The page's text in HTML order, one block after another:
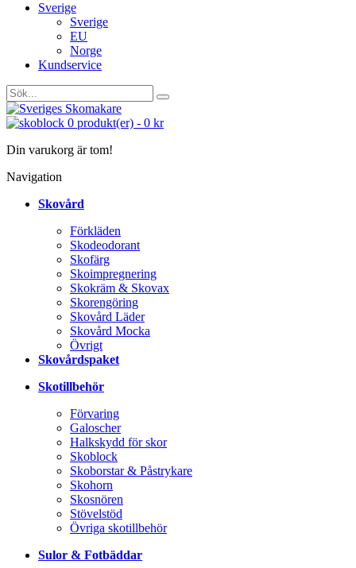
Sverige
Sverige
EU
Norge
Kundservice
0 produkt(er) - 0 kr
Din varukorg är tom!
Navigation
Skovård
Förkläden
Skodeodorant
Skofärg
Skoimpregnering
Skokräm & Skovax
Skorengöring
Skovård Läder
Skovård Mocka
Övrigt
Skovårdspaket
Skotillbehör
Förvaring
Galoscher
Halkskydd för skor
Skoblock
Skoborstar & Påstrykare
Skohorn
Skosnören
Stövelstöd
Övriga skotillbehör
Sulor & Fotbäddar